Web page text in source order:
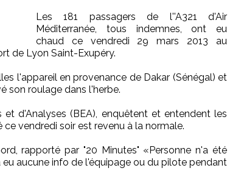
Les 181 passagers de l''A321 d'Air
Méditerranée, tous indemnes, ont eu
chaud ce vendredi 29 mars 2013 au
de Lyon Saint-Exupéry.
l'appareil en provenance de Dakar (Sénégal) et
son roulage dans l'herbe.
d'Analyses (BEA), enquêtent et entendent les
vendredi soir est revenu à la normale.
rapporté par "20 Minutes" «Personne n'a été
aucune info de l'équipage ou du pilote pendant